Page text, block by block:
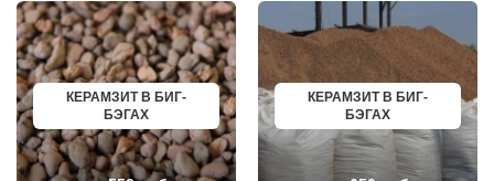
КУПАВНА
КУРОВСКОЕ
ЛЕСНОЙ
ЛЕТОВО
ЛИКИНО-ДУЛЕВО
ЛОБАНОВО
ЛОБНЯ
ЛОПАТИНСКИЙ
ЛОСИНО-ПЕТРОВСКИЙ
ЛОТОШИНО
БЕРДСК
НЕФТЕЮГАНСК
ВОЛХОВ
САЛАВАТ
СОСНОВЫЙ БОР
РЕВДА
ГАГАРИН
ПОЧИНОК
ГУСЕВ
КЕРАМЗИТ В БИГ-
БЭГАХ
КЕРАМЗИТ В БИГ-
БЭГАХ